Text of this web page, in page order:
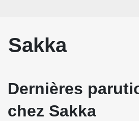
Sakka
Dernières
chez Sakka